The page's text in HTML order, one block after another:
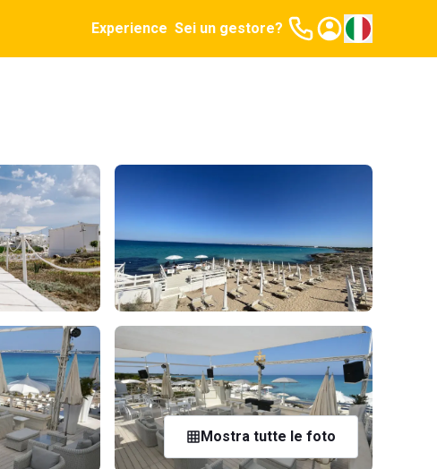
Experience Sei un gestore?
Mostra tutte le foto